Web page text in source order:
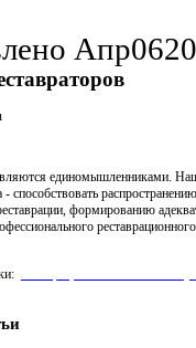
Апр06
единомышленниками.
- способствовать распространению
формированию
реставрационного